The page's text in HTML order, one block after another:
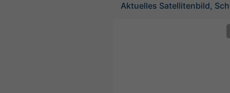
Aktuelles Satellitenbild,